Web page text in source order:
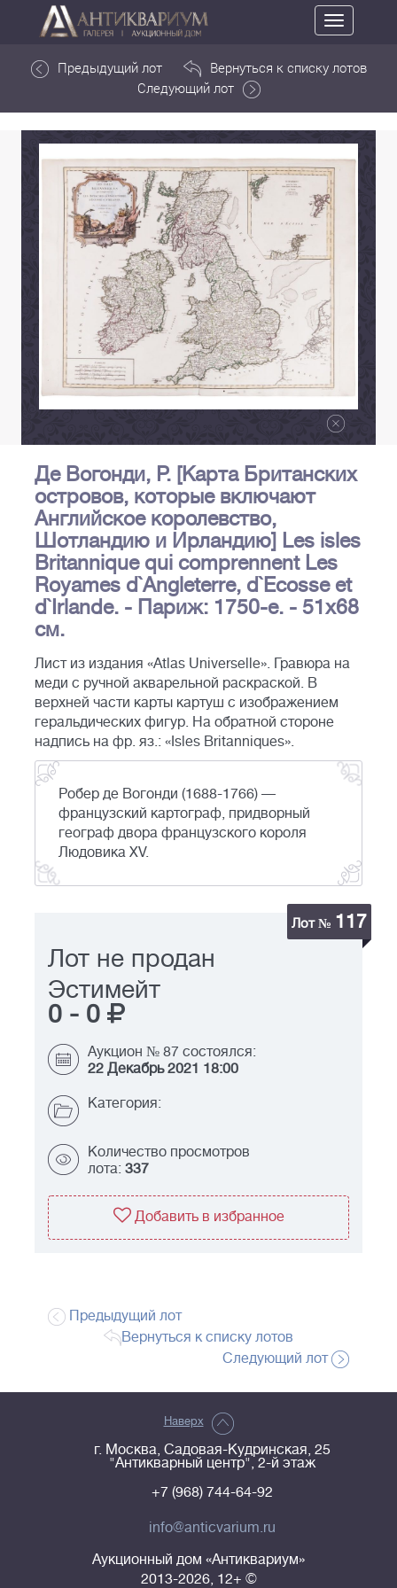
Toggle
navigation
Предыдущий лот
Вернуться к списку лотов
Следующий лот
Де Вогонди, Р. [Карта Британских
островов, которые включают
Английское королевство,
Шотландию и Ирландию] Les isles
Britannique qui comprennent Les
Royames d`Angleterre, d`Ecosse et
d`Irlande. - Париж: 1750-е. - 51х68
см.
Лист из издания «Atlas Universelle». Гравюра на
меди с ручной акварельной раскраской. В
верхней части карты картуш с изображением
геральдических фигур. На обратной стороне
надпись на фр. яз.: «Isles Britanniques».
Робер де Вогонди (1688-1766) —
французский картограф, придворный
географ двора французского короля
Людовика XV.
Лот № 117
Лот не продан
Эстимейт
0 - 0
Аукцион № 87 состоялся:
22 Декабрь 2021 18:00
Категория:
Количество просмотров
лота: 337
Добавить в избранное
Предыдущий лот
Вернуться к списку лотов
Следующий лот
Наверх
г. Москва, Садовая-Кудринская, 25
"Антикварный центр", 2-й этаж
+7 (968) 744-64-92
info@anticvarium.ru
Аукционный дом «Антиквариум»
2013-2026, 12+ ©